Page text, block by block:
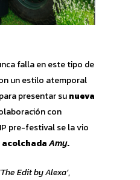
falla en este tipo de
un estilo atemporal
presentar sunueva
con
pre-festival se la vio
acolchadaAmy.
The Edit by Alexa’,